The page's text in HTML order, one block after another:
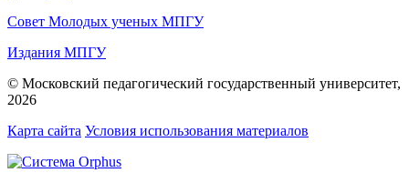
Совет Молодых ученых МПГУ
Издания МПГУ
© Московский педагогический государственный университет,
2026
Карта сайта Условия использования материалов